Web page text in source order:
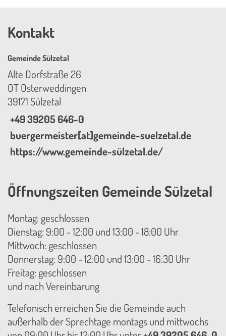
Kontakt
Gemeinde Sülzetal
Alte Dorfstraße 26
OT Osterweddingen
39171 Sülzetal
+49 39205 646-0
buergermeister[at]gemeinde-suelzetal.de
https://www.gemeinde-sülzetal.de/
Öffnungszeiten Gemeinde Sülzetal
Montag: geschlossen
Dienstag: 9:00 - 12:00 und 13:00 - 18:00 Uhr
Mittwoch: geschlossen
Donnerstag: 9:00 - 12:00 und 13:00 - 16:30 Uhr
Freitag: geschlossen
und nach Vereinbarung
Telefonisch erreichen Sie die Gemeinde auch
außerhalb der Sprechtage montags und mittwochs